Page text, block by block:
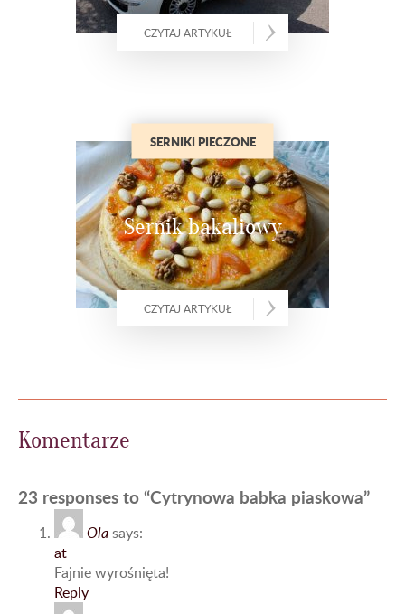
CZYTAJ ARTYKUŁ
SERNIKI PIECZONE
Sernik bakaliowy
CZYTAJ ARTYKUŁ
Komentarze
23 responses to “Cytrynowa babka piaskowa”
Olasays:
at
Fajnie wyrośnięta!
Reply